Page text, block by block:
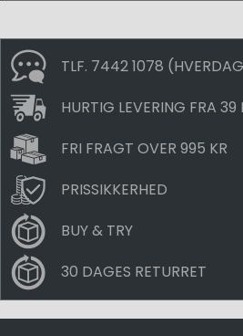
TLF. 7442 1078
HURTIG LEVERING FRA 39
FRI FRAGT OVER 995 KR
PRISSIKKERHED
BUY & TRY
30 DAGES RETURRET